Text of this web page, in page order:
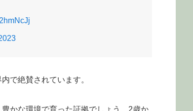
で絶賛されています。
かな環境で育った証拠でしょう。2歳か